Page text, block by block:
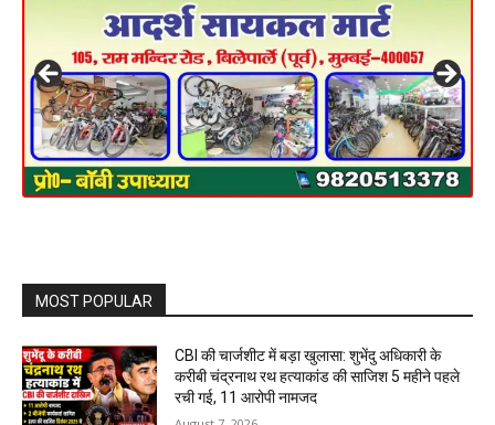
MOST POPULAR
CBI की चार्जशीट में बड़ा खुलासा: शुभेंदु अधिकारी के
करीबी चंद्रनाथ रथ हत्याकांड की साजिश 5 महीने पहले
रची गई, 11 आरोपी नामजद